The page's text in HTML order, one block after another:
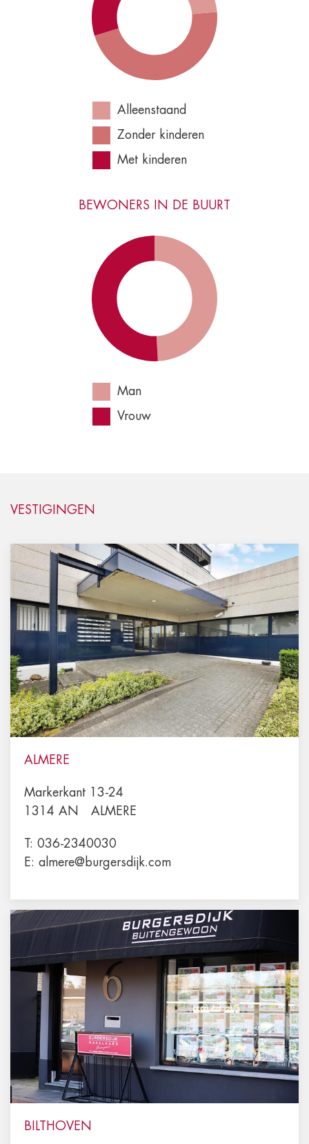
Alleenstaand
Zonder kinderen
Met kinderen
BEWONERS IN DE BUURT
Man
Vrouw
VESTIGINGEN
ALMERE
Markerkant 13-24
1314 AN
ALMERE
T: 036-2340030
E: almere@burgersdijk.com
BILTHOVEN